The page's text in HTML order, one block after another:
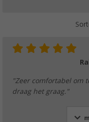
"Zeer comfortabel om
draag het graag."